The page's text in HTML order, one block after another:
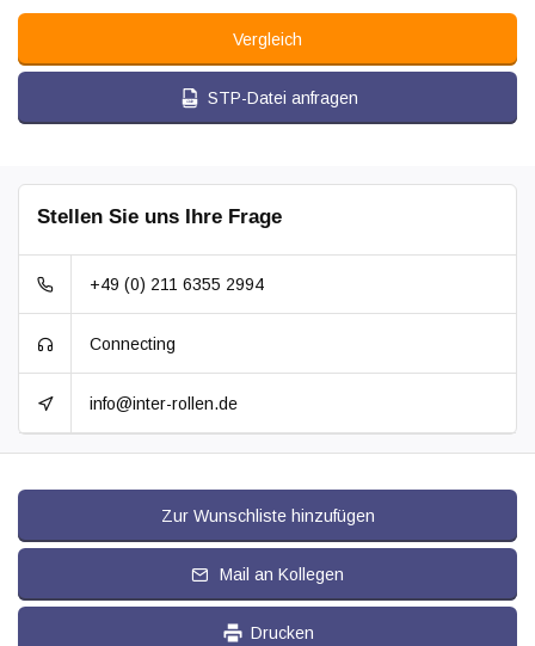
Vergleich
STP-Datei anfragen
Stellen Sie uns Ihre Frage
+49 (0) 211 6355 2994
Connecting
info@inter-rollen.de
Zur Wunschliste hinzufügen
Mail an Kollegen
Drucken